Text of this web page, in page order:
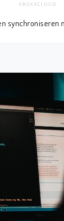
VBOXXCLOUD
synchroniseren